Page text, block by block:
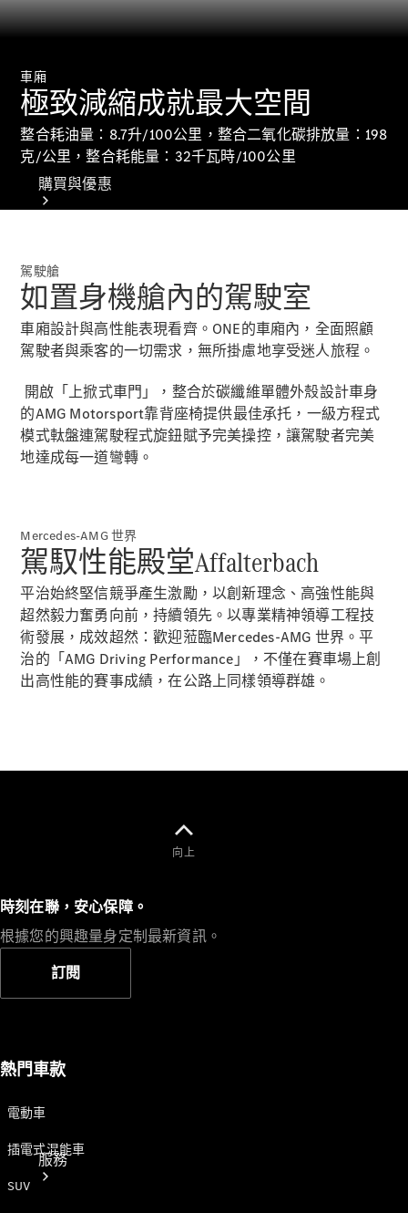
購買與優惠
網上銷售平
台
尋找易手車
優惠及價錢
車隊和商業
預約試車
購車方案
數碼化產品
和服務
服務合約
技術配件
精品系列
服務
車廂
極致減縮成就最大空間
整合耗油量：8.7升/100公里，整合二氧化碳排放量：198
克/公里，整合耗能量：32千瓦時/100公里
駕駛艙
如置身機艙內的駕駛室
車廂設計與高性能表現看齊。ONE的車廂內，全面照顧
駕駛者與乘客的一切需求，無所掛慮地享受迷人旅程。
開啟「上掀式車門」，整合於碳纖維單體外殼設計車身
的AMG Motorsport靠背座椅提供最佳承托，一級方程式
模式軚盤連駕駛程式旋鈕賦予完美操控，讓駕駛者完美
地達成每一道彎轉。
Mercedes-AMG 世界
駕馭性能殿堂Affalterbach
平治始終堅信競爭產生激勵，以創新理念、高強性能與
超然毅力奮勇向前，持續領先。以專業精神領導工程技
術發展，成效超然：歡迎蒞臨Mercedes-AMG 世界。平
治的「AMG Driving Performance」，不僅在賽車場上創
出高性能的賽事成績，在公路上同樣領導群雄。
向上
時刻在聯，安心保障。
根據您的興趣量身定制最新資訊。
訂閱
熱門車款
電動車
插電式混能車
SUV